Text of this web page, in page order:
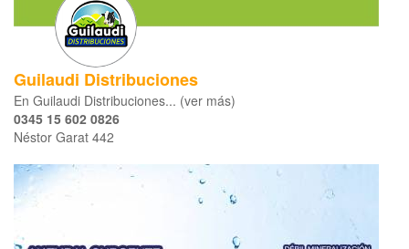
Guilaudi Distribuciones
En Guilaudi Distribuciones... (ver más)
0345 15 602 0826
Néstor Garat 442